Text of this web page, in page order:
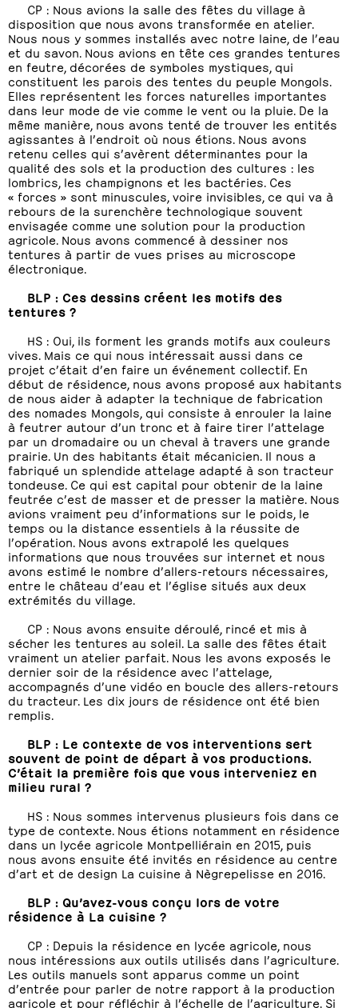
CP : Nous avions la salle des fêtes du village à
disposition que nous avons transformée en atelier.
Nous nous y sommes installés avec notre laine, de l’eau
et du savon. Nous avions en tête ces grandes tentures
en feutre, décorées de symboles mystiques, qui
constituent les parois des tentes du peuple Mongols.
Elles représentent les forces naturelles importantes
dans leur mode de vie comme le vent ou la pluie. De la
même manière, nous avons tenté de trouver les entités
agissantes à l’endroit où nous étions. Nous avons
retenu celles qui s’avèrent déterminantes pour la
qualité des sols et la production des cultures : les
lombrics, les champignons et les bactéries. Ces
« forces » sont minuscules, voire invisibles, ce qui va à
rebours de la surenchère technologique souvent
envisagée comme une solution pour la production
agricole. Nous avons commencé à dessiner nos
tentures à partir de vues prises au microscope
électronique.
BLP : Ces dessins créent les motifs des
tentures ?
HS : Oui, ils forment les grands motifs aux couleurs
vives. Mais ce qui nous intéressait aussi dans ce
projet c’était d’en faire un événement collectif. En
début de résidence, nous avons proposé aux habitants
de nous aider à adapter la technique de fabrication
des nomades Mongols, qui consiste à enrouler la laine
à feutrer autour d’un tronc et à faire tirer l’attelage
par un dromadaire ou un cheval à travers une grande
prairie. Un des habitants était mécanicien. Il nous a
fabriqué un splendide attelage adapté à son tracteur
tondeuse. Ce qui est capital pour obtenir de la laine
feutrée c’est de masser et de presser la matière. Nous
avions vraiment peu d’informations sur le poids, le
temps ou la distance essentiels à la réussite de
l’opération. Nous avons extrapolé les quelques
informations que nous trouvées sur internet et nous
avons estimé le nombre d’allers-retours nécessaires,
entre le château d’eau et l’église situés aux deux
extrémités du village.
CP : Nous avons ensuite déroulé, rincé et mis à
sécher les tentures au soleil. La salle des fêtes était
vraiment un atelier parfait. Nous les avons exposés le
dernier soir de la résidence avec l’attelage,
accompagnés d’une vidéo en boucle des allers-retours
du tracteur. Les dix jours de résidence ont été bien
remplis.
BLP : Le contexte de vos interventions sert
souvent de point de départ à vos productions.
C’était la première fois que vous interveniez en
milieu rural ?
HS : Nous sommes intervenus plusieurs fois dans ce
type de contexte. Nous étions notamment en résidence
dans un lycée agricole Montpelliérain en 2015, puis
nous avons ensuite été invités en résidence au centre
d’art et de design La cuisine à Nègrepelisse en 2016.
BLP : Qu’avez-vous conçu lors de votre
résidence à La cuisine ?
CP : Depuis la résidence en lycée agricole, nous
nous intéressions aux outils utilisés dans l’agriculture.
Les outils manuels sont apparus comme un point
d’entrée pour parler de notre rapport à la production
agricole et pour réfléchir à l’échelle de l’agriculture. Si